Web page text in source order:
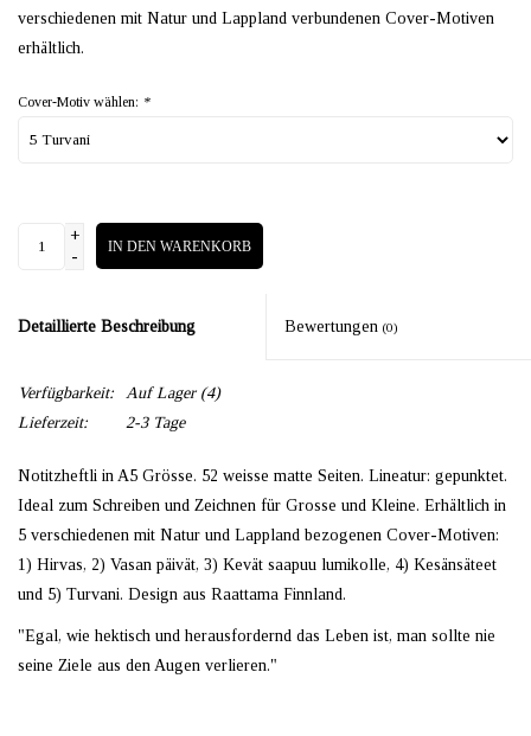
verschiedenen mit Natur und Lappland verbundenen Cover-Motiven
erhältlich.
Cover-Motiv wählen: *
+
-
IN DEN WARENKORB
Detaillierte Beschreibung Bewertungen (0)
Verfügbarkeit: Auf Lager(4)
Lieferzeit:
2-3 Tage
Notitzheftli in A5 Grösse. 52 weisse matte Seiten. Lineatur: gepunktet.
Ideal zum Schreiben und Zeichnen für Grosse und Kleine. Erhältlich in
5 verschiedenen mit Natur und Lappland bezogenen Cover-Motiven:
1) Hirvas, 2) Vasan päivät, 3) Kevät saapuu lumikolle, 4) Kesänsäteet
und 5) Turvani. Design aus Raattama Finnland.
"Egal, wie hektisch und herausfordernd das Leben ist, man sollte nie
seine Ziele aus den Augen verlieren."